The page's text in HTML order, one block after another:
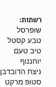
רשתות:
שופרסל
טבע קסטל
טיב טעם
יוחננוף
ניצת הדובדבן
סטופ מרקט